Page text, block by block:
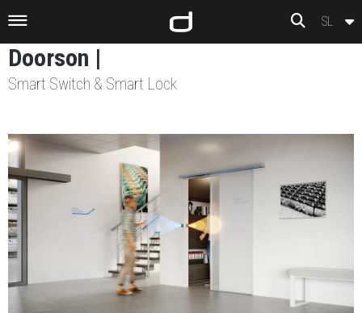
SL
Doorson |
Smart Switch & Smart Lock